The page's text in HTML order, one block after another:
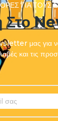
ΓΙΑ
Στο
μας για
και τις